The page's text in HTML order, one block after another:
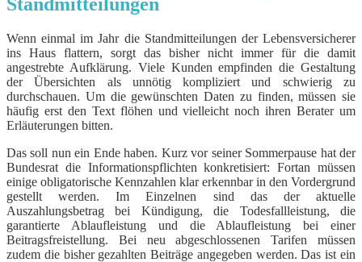
Wenn einmal im Jahr die Standmitteilungen der Lebensversicherer
ins Haus flattern, sorgt das bisher nicht immer für die damit
angestrebte Aufklärung. Viele Kunden empfinden die Gestaltung
der Übersichten als unnötig kompliziert und schwierig zu
durchschauen. Um die gewünschten Daten zu finden, müssen sie
häufig erst den Text flöhen und vielleicht noch ihren Berater um
Erläuterungen bitten.
Das soll nun ein Ende haben. Kurz vor seiner Sommerpause hat der
Bundesrat die Informationspflichten konkretisiert: Fortan müssen
einige obligatorische Kennzahlen klar erkennbar in den Vordergrund
gestellt werden. Im Einzelnen sind das der aktuelle
Auszahlungsbetrag bei Kündigung, die Todesfallleistung, die
garantierte Ablaufleistung und die Ablaufleistung bei einer
Beitragsfreistellung. Bei neu abgeschlossenen Tarifen müssen
zudem die bisher gezahlten Beiträge angegeben werden. Das ist ein